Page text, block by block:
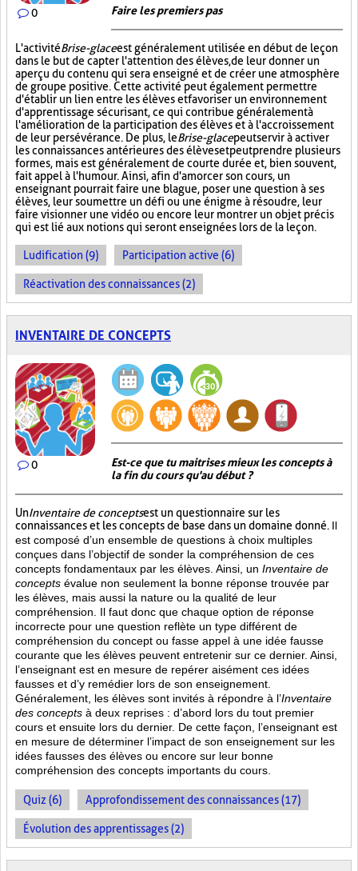
0 Faire les premiers pas
L'activitéBrise-glaceest généralement utilisée en début de leçon
dans le but de capter l'attention des élèves, de leur donner un
aperçu du contenu qui sera enseigné et de créer une atmosphère
de groupe positive. Cette activité peut également permettre
d'établir un lien entre les élèves et favoriser un environnement
d'apprentissage sécurisant, ce qui contribue généralement à
l'amélioration de la participation des élèves et à l'accroissement
de leur persévérance. De plus, leBrise-glacepeut servir à activer
les connaissances antérieures des élèves et peut prendre plusieurs
formes, mais est généralement de courte durée et, bien souvent,
fait appel à l'humour. Ainsi, afin d'amorcer son cours, un
enseignant pourrait faire une blague, poser une question à ses
élèves, leur soumettre un défi ou une énigme à résoudre, leur
faire visionner une vidéo ou encore leur montrer un objet précis
qui est lié aux notions qui seront enseignées lors de la leçon.
Ludification (9) Participation active (6)
Réactivation des connaissances (2)
INVENTAIRE DE CONCEPTS
0
Est-ce que tu maitrises mieux les concepts à
la fin du cours qu'au début ?
UnInventaire de conceptsest un questionnaire sur les
connaissances et les concepts de base dans un domaine donné. Il
est composé d’un ensemble de questions à choix multiples
conçues dans l’objectif de sonder la compréhension de ces
concepts fondamentaux par les élèves. Ainsi, un Inventaire de
concepts évalue non seulement la bonne réponse trouvée par
les élèves, mais aussi la nature ou la qualité de leur
compréhension. Il faut donc que chaque option de réponse
incorrecte pour une question reflète un type différent de
compréhension du concept ou fasse appel à une idée fausse
courante que les élèves peuvent entretenir sur ce dernier. Ainsi,
l’enseignant est en mesure de repérer aisément ces idées
fausses et d’y remédier lors de son enseignement.
Généralement, les élèves sont invités à répondre à l’Inventaire
des concepts à deux reprises : d’abord lors du tout premier
cours et ensuite lors du dernier. De cette façon, l’enseignant est
en mesure de déterminer l’impact de son enseignement sur les
idées fausses des élèves ou encore sur leur bonne
compréhension des concepts importants du cours.
Quiz (6) Approfondissement des connaissances (17)
Évolution des apprentissages (2)